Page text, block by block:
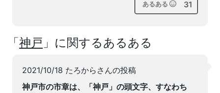
あるある 31
「神戸 」に関するあるある
2021/10/18 たろからさんの投稿
神戸市の市章は、「神戸」の頭文字、すなわち